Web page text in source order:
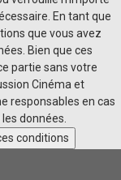
En tant que
que vous avez
Bien que ces
partie sans votre
Cinéma et
responsables en cas
données.